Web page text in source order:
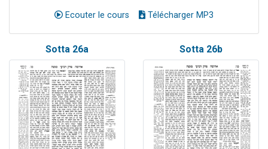
Ecouter le cours Télécharger MP3
Sotta 26a Sotta 26b